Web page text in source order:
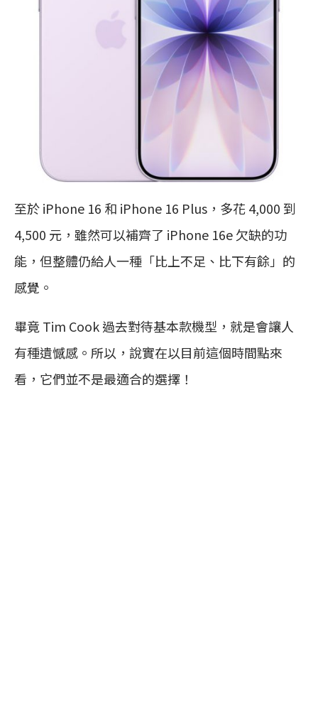
至於 iPhone 16 和 iPhone 16 Plus，多花 4,000 到
4,500 元，雖然可以補齊了 iPhone 16e 欠缺的功
能，但整體仍給人一種「比上不足、比下有餘」的
感覺。
畢竟 Tim Cook 過去對待基本款機型，就是會讓人
有種遺憾感。所以，說實在以目前這個時間點來
看，它們並不是最適合的選擇！